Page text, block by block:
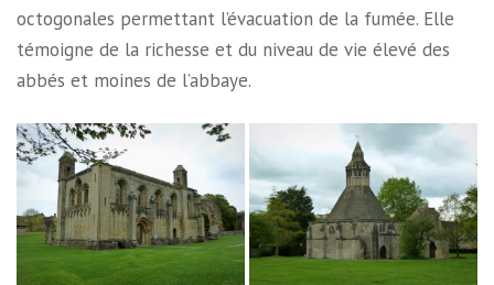
octogonales permettant l’évacuation de la fumée. Elle
témoigne de la richesse et du niveau de vie élevé des
abbés et moines de l’abbaye.